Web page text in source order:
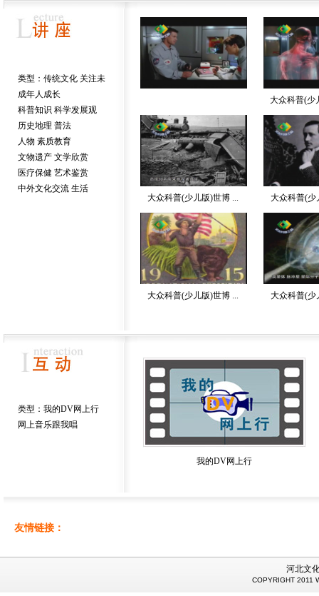
类型： 传统文化 关注未
成年人成长
科普知识 科学发展观
历史地理 普法
人物 素质教育
文物遗产 文学欣赏
医疗保健 艺术鉴赏
中外文化交流 生活
大众科普(少
大众科普(少儿版)世博 ... 大众科普(少
大众科普(少儿版)世博 ... 大众科普(少
类型： 我的DV网上行
网上音乐跟我唱
我的DV网上行
友情链接：